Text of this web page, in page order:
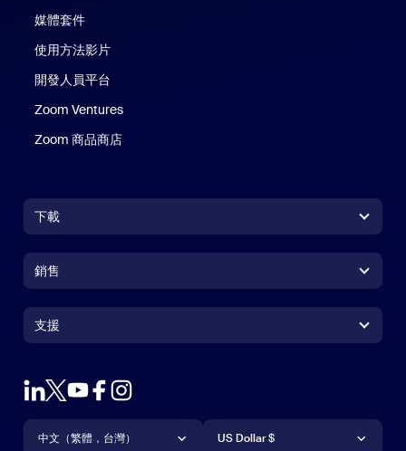
媒體套件
使用方法影片
開發人員平台
Zoom Ventures
Zoom 商品商店
下載
Zoom Rooms 應用程式Zoom Rooms 應用程式
Zoom Rooms Controller
Outlook 外掛程式
Android 應用程式
Android 應用程式
銷售
聯絡銷售人員
申請示範
網路研討會和活動
支援
支援
帳戶
語言
中文（繁體，台灣）
貨幣
US Dollar $